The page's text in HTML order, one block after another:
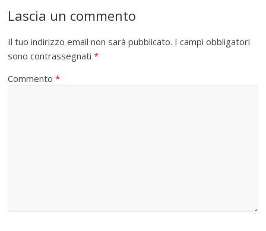
Lascia un commento
Il tuo indirizzo email non sarà pubblicato. I campi obbligatori
sono contrassegnati*
Commento*